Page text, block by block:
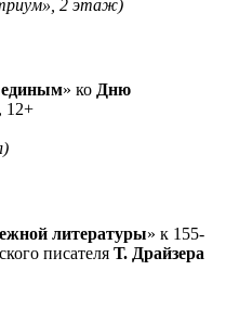
2 этаж)
» ко Дню
, 12+
литературы» к 155-
писателя Т. Драйзера